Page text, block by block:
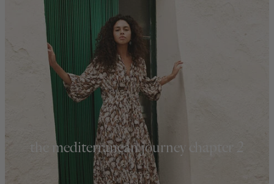
the mediterranean journey chapter 2